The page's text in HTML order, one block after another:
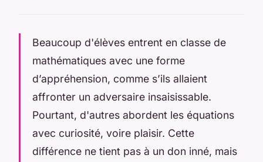
Beaucoup d'élèves entrent en classe de
mathématiques avec une forme
d’appréhension, comme s’ils allaient
affronter un adversaire insaisissable.
Pourtant, d'autres abordent les équations
avec curiosité, voire plaisir. Cette
différence ne tient pas à un don inné, mais